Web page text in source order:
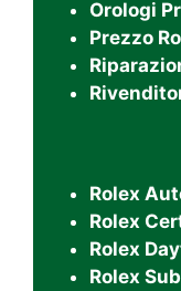
Orologi
Prezzo
Rolex
Rolex
Rolex
Rolex